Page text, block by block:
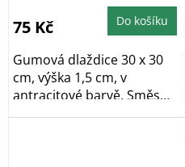
z
5
hvězdiček.
75 Kč Do košíku
Gumová dlaždice 30 x 30
cm, výška 1,5 cm, v
antracitové barvě. Směs
gumové pryže a...